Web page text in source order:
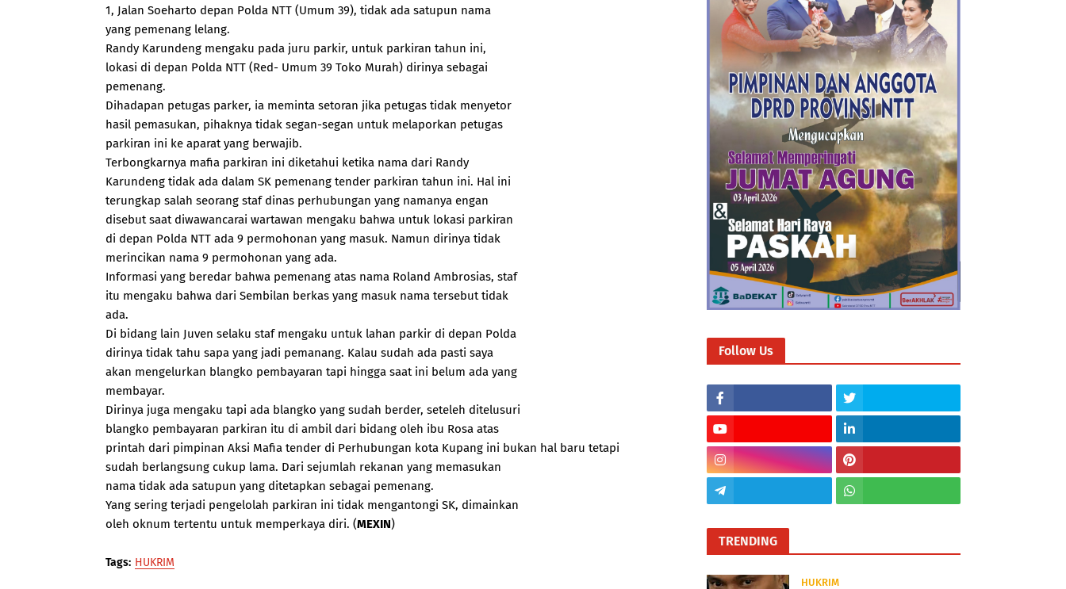
1, Jalan Soeharto depan Polda NTT (Umum 39), tidak ada satupun nama
yang pemenang lelang.
Randy Karundeng mengaku pada juru parkir, untuk parkiran tahun ini,
lokasi di depan Polda NTT (Red- Umum 39 Toko Murah) dirinya sebagai
pemenang.
Dihadapan petugas parker, ia meminta setoran jika petugas tidak menyetor
hasil pemasukan, pihaknya tidak segan-segan untuk melaporkan petugas
parkiran ini ke aparat yang berwajib.
Terbongkarnya mafia parkiran ini diketahui ketika nama dari Randy
Karundeng tidak ada dalam SK pemenang tender parkiran tahun ini. Hal ini
terungkap salah seorang staf dinas perhubungan yang namanya engan
disebut saat diwawancarai wartawan mengaku bahwa untuk lokasi parkiran
di depan Polda NTT ada 9 permohonan yang masuk. Namun dirinya tidak
merincikan nama 9 permohonan yang ada.
Informasi yang beredar bahwa pemenang atas nama Roland Ambrosias, staf
itu mengaku bahwa dari Sembilan berkas yang masuk nama tersebut tidak
ada.
Di bidang lain Juven selaku staf mengaku untuk lahan parkir di depan Polda
dirinya tidak tahu sapa yang jadi pemanang. Kalau sudah ada pasti saya
akan mengelurkan blangko pembayaran tapi hingga saat ini belum ada yang
membayar.
Dirinya juga mengaku tapi ada blangko yang sudah berder, seteleh ditelusuri
blangko pembayaran parkiran itu di ambil dari bidang oleh ibu Rosa atas
printah dari pimpinan Aksi Mafia tender di Perhubungan kota Kupang ini bukan hal baru tetapi
sudah berlangsung cukup lama. Dari sejumlah rekanan yang memasukan
nama tidak ada satupun yang ditetapkan sebagai pemenang.
Yang sering terjadi pengelolah parkiran ini tidak mengantongi SK, dimainkan
oleh oknum tertentu untuk memperkaya diri. (MEXIN)
Tags: HUKRIM
Follow Us
TRENDING
HUKRIM